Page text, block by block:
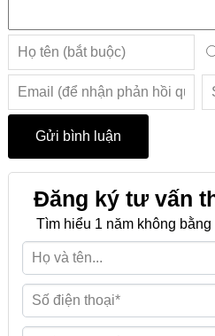
Đăng ký tư vấn
Tìm hiểu 1 năm không